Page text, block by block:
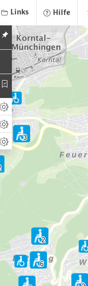
Links Hilfe